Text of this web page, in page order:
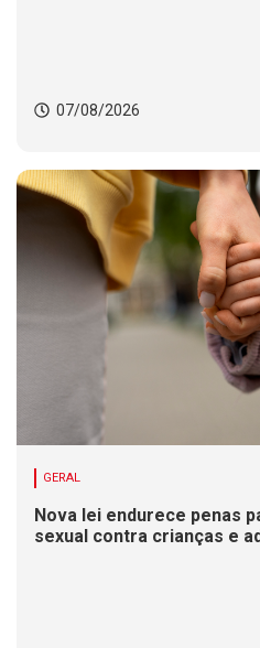
07/08/2026
GERAL
Nova lei endurece penas
sexual contra crianças e